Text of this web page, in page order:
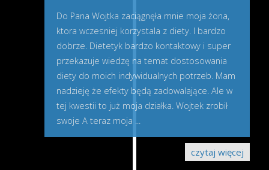
Do Pana Wojtka zaciągnęła mnie moja żona,
ktora wczesniej korzystala z diety. I bardzo
dobrze. Dietetyk bardzo kontaktowy i super
przekazuje wiedzę na temat dostosowania
diety do moich indywidualnych potrzeb. Mam
nadzieję że efekty będą zadowalające. Ale w
tej kwestii to już moja działka. Wojtek zrobił
swoje A teraz moja ...
czytaj więcej